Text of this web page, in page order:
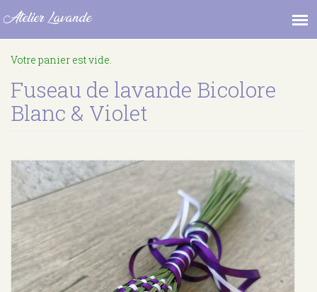
principal
Atelier Lavande
Votre panier est vide.
Fuseau de lavande Bicolore
Blanc & Violet